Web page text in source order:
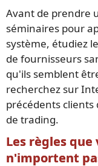
Avant de prendre
séminaires pour
système, étudiez
de fournisseurs
qu'ils semblent
recherchez sur
précédents clients
de trading.
Les règles que
n'importent